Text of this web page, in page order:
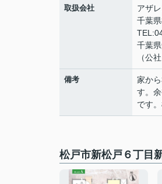
取扱会社
アザ
千葉
千葉
（公
備考
家か
す。
です
松戸市新松戸６丁目